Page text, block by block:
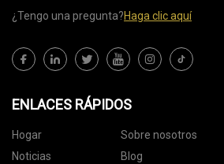
¿Tengo una pregunta?Haga clic aquí
ENLACES RÁPIDOS
Hogar Sobre nosotros
Noticias
Blog